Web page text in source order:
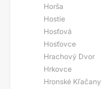
Horša
Hostie
Hosťová
Hosťovce
Hrachový Dvor
Hrkovce
Hronské Kľačany